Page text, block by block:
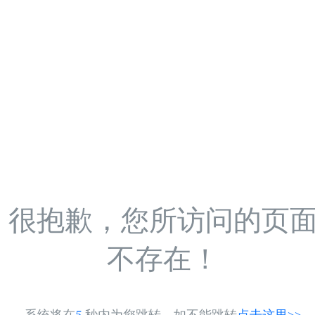
很抱歉，您所访问的页
不存在！